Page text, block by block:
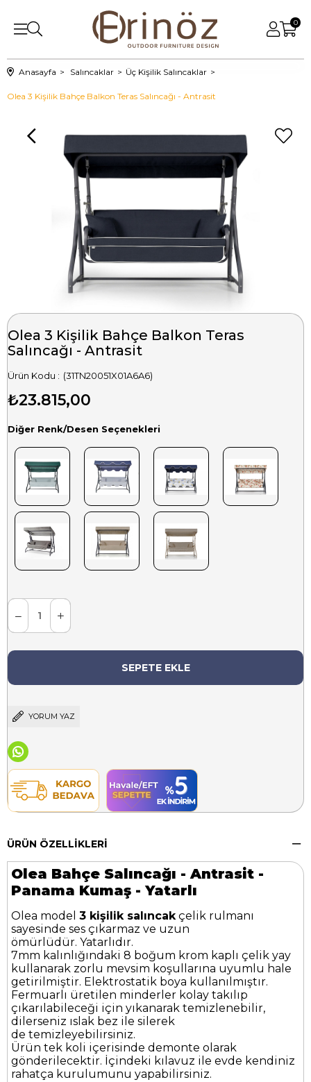
0
Anasayfa Salıncaklar Üç Kişilik Salıncaklar
Olea 3 Kişilik Bahçe Balkon Teras Salıncağı - Antrasit
Olea 3 Kişilik Bahçe Balkon Teras
Salıncağı - Antrasit
(31TN20051X01A6A6)
₺23.815,00
Diğer Renk/Desen Seçenekleri
YORUM YAZ
ÜRÜN ÖZELLIKLERI
Olea Bahçe Salıncağı - Antrasit -
Panama Kumaş - Yatarlı
Olea model 3 kişilik salıncakçelik rulmanı
sayesinde ses çıkarmaz ve uzun
ömürlüdür. Yatarlıdır.
7mm kalınlığındaki 8 boğum krom kaplı çelik yay
kullanarak zorlu mevsim koşullarına uyumlu hale
getirilmiştir. Elektrostatik boya kullanılmıştır.
Fermuarlı üretilen minderler kolay takılıp
çıkarılabileceği için yıkanarak temizlenebilir,
dilerseniz ıslak bez ile silerek
de temizleyebilirsiniz.
Ürün tek koli içerisinde demonte olarak
gönderilecektir. İçindeki kılavuz ile evde kendiniz
rahatça kurulumunu yapabilirsiniz.